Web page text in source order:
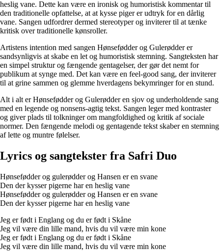
heslig vane. Dette kan være en ironisk og humoristisk kommentar til
den traditionelle opfattelse, at at kysse piger er udtryk for en dårlig
vane. Sangen udfordrer dermed stereotyper og inviterer til at tænke
kritisk over traditionelle kønsroller.
Artistens intention med sangen Hønsefødder og Gulerødder er
sandsynligvis at skabe en let og humoristisk stemning. Sangteksten har
en simpel struktur og fængende gentagelser, der gør det nemt for
publikum at synge med. Det kan være en feel-good sang, der inviterer
til at grine sammen og glemme hverdagens bekymringer for en stund.
Alt i alt er Hønsefødder og Gulerødder en sjov og underholdende sang
med en legende og nonsens-agtig tekst. Sangen leger med kontraster
og giver plads til tolkninger om mangfoldighed og kritik af sociale
normer. Den fængende melodi og gentagende tekst skaber en stemning
af lette og muntre følelser.
Lyrics og sangtekster fra Safri Duo
Hønsefødder og gulerødder og Hansen er en svane
Den der kysser pigerne har en heslig vane
Hønsefødder og gulerødder og Hansen er en svane
Den der kysser pigerne har en heslig vane
Jeg er født i Englang og du er født i Skåne
Jeg vil være din lille mand, hvis du vil være min kone
Jeg er født i Englang og du er født i Skåne
Jeg vil være din lille mand, hvis du vil være min kone